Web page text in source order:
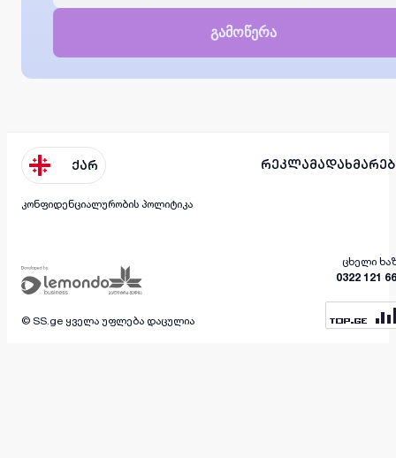
გამოწერა
ქარ რეკლამა
კონფიდენციალურობის პოლიტიკა
ცხელი
0322 121
© SS.ge ყველა უფლება დაცულია